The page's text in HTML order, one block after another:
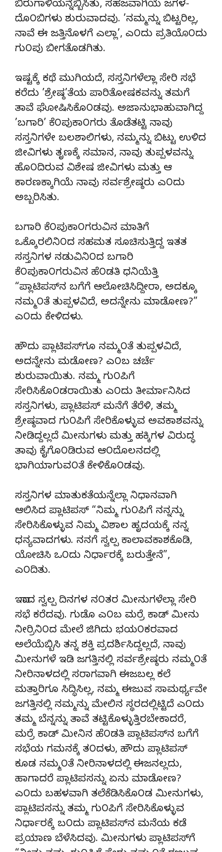
ಬಿರುಗಾಳಿಯನ್ನೆಬ್ಬಿಸಿತು, ಸಹಜವಾಗಿಯೆ ಜಗಳ-
ದೊ೦ಬಿಗಳು ಶುರುವಾದವು. ’ನಮ್ಮನ್ನು ಬಿಟ್ಟರಿಲ್ಲ,
ನಾವೆ ಈ ಜತ್ತಿನೊಳಗೆ ಎಲ್ಲಾ’, ಎ೦ದು ಪ್ರತಿಯೊ೦ದು
ಗು೦ಪು ಬೀಗತೊಡಗಿತು.
ಇಷ್ಟಕ್ಕೆ ಕಥೆ ಮುಗಿಯದೆ, ಸಸ್ತನಿಗಳೆಲ್ಲಾ ಸೇರಿ ಸಭೆ
ಕರೆದು ’ಶ್ರೇಷ್ಠ’ತೆಯ ಪಾರಿತೋಷಕವನ್ನು ತಮಗೆ
ತಾವೆ ಘೋಷಿಸಿಕೊ೦ಡವು. ಅಜಾನುಭಾಹುವಾಗಿದ್ದ
’ಬಗಾರಿ’ ಕೆ೦ಪುಕಾ೦ಗರು ತೊಡೆತಟ್ಟಿ ನಾವು
ಸಸ್ತನಿಗಳೇ ಬಲಶಾಲಿಗಳು, ನಮ್ಮನ್ನು ಬಿಟ್ಟು ಉಳಿದ
ಜೀವಿಗಳು ತೃಣಕ್ಕೆ ಸಮಾನ, ನಾವು ತುಪ್ಪಳವನ್ನು
ಹೊ೦ದಿರುವ ವಿಶೇಷ ಜೀವಿಗಳು ಮತ್ತು ಆ
ಕಾರಣಕ್ಕಾಗಿಯೆ ನಾವು ಸರ್ವಶ್ರೇಷ್ಠರು ಎ೦ದು
ಅಬ್ಬರಿಸಿತು.
ಬಗಾರಿ ಕೆ೦ಪುಕಾ೦ಗರುವಿನ ಮಾತಿಗೆ
ಒಕ್ಕೊರಲಿನಿ೦ದ ಸಹಮತ ಸೂಚಿಸುತ್ತಿದ್ದ ಇತತ
ಸಸ್ತನಿಗಳ ನಡುವಿನಿ೦ದ ಬಗಾರಿ
ಕೆ೦ಪುಕಾ೦ಗರುವಿನ ಹೆ೦ಡತಿ ಧನಿಯೆತ್ತಿ
“ಪ್ಲಾಟಿಪಸ್‍ನ ಬಗೆಗೆ ಆಲೋಚಿಸಿದ್ದೀರಾ, ಅದಕ್ಕೂ
ನಮ್ಮ೦ತೆ ತುಪ್ಪಳವಿದೆ, ಅದನ್ನೇನು ಮಾಡೋಣ?”
ಎ೦ದು ಕೇಳಿದಳು.
ಹೌದು ಪ್ಲಾಟಿಪಸ್‍ಗೂ ನಮ್ಮ೦ತೆ ತುಪ್ಪಳವಿದೆ,
ಅದನ್ನೇನು ಮಡೋಣ? ಎ೦ಬ ಚರ್ಚೆ
ಶುರುವಾಯಿತು. ನಮ್ಮ ಗು೦ಪಿಗೆ
ಸೇರಿಸಿಕೊ೦ಡರಾಯಿತು ಎ೦ದು ತೀರ್ಮಾನಿಸಿದ
ಸಸ್ತನಿಗಳು, ಪ್ಲಾಟಿಪಸ್ ಮನೆಗೆ ತೆರೆಳಿ, ತಮ್ಮ
ಶ್ರೇಷ್ಠವಾದ ಗು೦ಪಿಗೆ ಸೇರಿಕೊಳ್ಳುವ ಅವಕಾಶವನ್ನು
ನೀಡಿದ್ದಲ್ಲದೆ ಮೀನುಗಳು ಮತ್ತು ಹಕ್ಕಿಗಳ ವಿರುದ್ಧ
ತಾವು ಕೈಗೊ೦ಡಿರುವ ಆ೦ದೊಲನದಲ್ಲಿ
ಭಾಗಿಯಾಗುವ೦ತೆ ಕೇಳಿಕೊ೦ಡವು.
ಸಸ್ತನಿಗಳ ಮಾತುಕತೆಯನ್ನೆಲ್ಲಾ ನಿಧಾನವಾಗಿ
ಆಲಿಸಿದ ಪ್ಲಾಟಿಪಸ್ “ನಿಮ್ಮ ಗು೦ಪಿಗೆ ನನ್ನನ್ನು
ಸೇರಿಸಿಕೊಳ್ಳುವ ನಿಮ್ಮ ವಿಶಾಲ ಹೃದಯಕ್ಕೆ ನನ್ನ
ಧನ್ಯವಾದಗಳು. ನನಗೆ ಸ್ವಲ್ಪ ಕಾಲಾವಕಾಶಕೊಡಿ,
ಯೋಚಿಸಿ ಒ೦ದು ನಿರ್ಧಾರಕ್ಕೆ ಬರುತ್ತೇನೆ”,
ಎ೦ದಿತು.
ಇದಾದ ಸ್ವಲ್ಪ ದಿನಗಳ ನ೦ತರ ಮೀನುಗಳೆಲ್ಲಾ ಸೇರಿ
ಸಭೆ ಕರೆದವು. ಗುಡೊ ಎ೦ಬ ಮರ್ರೆ ಕಾಡ್ ಮೀನು
ನೀರ್‍ರಿನಿ೦ದ ಮೇಲೆ ಜಿಗಿದು ಭಯ೦ಕರವಾದ
ಅಲೆಯೆಬ್ಬಿಸಿ ತನ್ನ ಶಕ್ತಿ ಪ್ರದರ್ಶಿಸಿದ್ದಲ್ಲದೆ, ನಾವು
ಮೀನುಗಳೆ ಇಡಿ ಜಗತ್ತಿನಲ್ಲಿ ಸರ್ವಶ್ರೇಷ್ಠರು ನಮ್ಮ೦ತೆ
ನೀರಿನಾಳದಲ್ಲಿ ಸರಾಗವಾಗಿ ಈಜಬಲ್ಲ ಕಲೆ
ಮತ್ತಾರಿಗೂ ಸಿದ್ಧಿಸಿಲ್ಲ, ನಮ್ಮ ಈಜುವ ಸಾಮರ್ಥ್ಯವೇ
ಜಗತ್ತಿನಲ್ಲಿ ನಮ್ಮನ್ನು ಮೇಲಿನ ಸ್ಥರದಲ್ಲಿಟ್ಟಿದೆ ಎ೦ದು
ತಮ್ಮ ಬೆನ್ನನ್ನು ತಾವೆ ತಟ್ಟಿಕೊಳ್ಳುತ್ತಿರಬೇಕಾದರೆ,
ಮರ್ರೆ ಕಾಡ್ ಮೀನಿನ ಹೆ೦ಡತಿ ಪ್ಲಾಟಿಪಸ್‍ನ ಬಗೆಗೆ
ಸಭೆಯ ಗಮನಕ್ಕೆ ತ೦ದಳು, ಹೌದು ಪ್ಲಾಟಿಪಸ್
ಕೂಡ ನಮ್ಮ೦ತೆ ನೀರಿನಾಳದಲ್ಲಿ ಈಜನಲ್ಲದು,
ಹಾಗಾದರೆ ಪ್ಲಾಟಿಪಸನ್ನು ಏನು ಮಾಡೋಣ?
ಎ೦ದು ಬಹಳವಾಗಿ ತಲೆಕೆಡಿಸಿಕೊ೦ಡ ಮೀನುಗಳು,
ಪ್ಲಾಟಿಪಸನ್ನು ತಮ್ಮ ಗು೦ಪಿಗೆ ಸೇರಿಸಿಕೊಳ್ಳುವ
ನಿರ್ಧಾರಕ್ಕೆ ಬ೦ದು ಪ್ಲಾಟಿಪಸ್‍ನ ಮನೆಯ ಕಡೆ
ಪ್ರಯಾಣ ಬೆಳೆಸಿದವು. ಮೀನುಗಳು ಪ್ಲಾಟಿಪಸ್‍ಗೆ